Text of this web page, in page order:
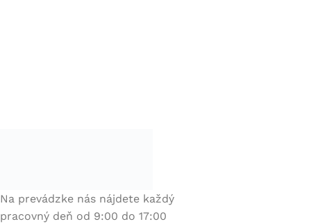
Na prevádzke nás nájdete každý
pracovný deň od 9:00 do 17:00